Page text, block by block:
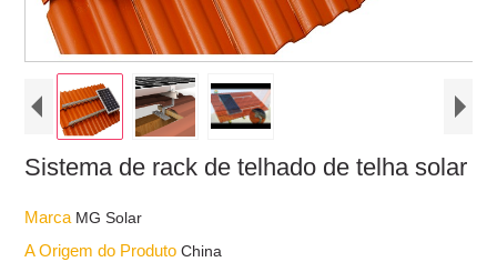
Sistema de rack de telhado de telha solar
Marca MG Solar
A Origem do ProdutoChina